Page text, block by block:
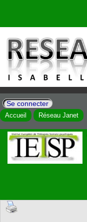
Se connecter
Accueil Réseau Janet